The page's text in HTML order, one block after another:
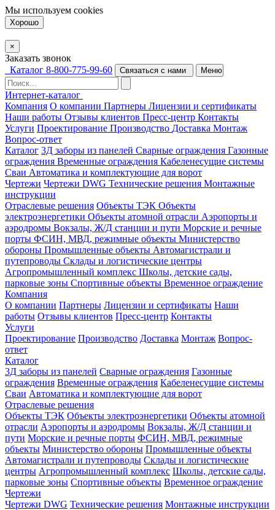
Мы используем cookies
Хорошо
×
Заказать звонок
Каталог 8-800-775-99-60 Связаться с нами Меню
Интернет-каталог
Компания О компании Партнеры Лицензии и сертификаты
Наши работы Отзывы клиентов Пресс-центр Контакты
Услуги Проектирование Производство Доставка Монтаж
Вопрос-ответ
Каталог 3Д заборы из панелей Сварные ограждения Газонные
ограждения Временные ограждения Кабеленесущие системы
Cваи Автоматика и комплектующие для ворот
Чертежи Чертежи DWG Технические решения Монтажные
инструкции
Отраслевые решения Объекты ТЭК Объекты
электроэнергетики Объекты атомной отрасли Аэропорты и
аэродромы Вокзалы, Ж/Д станции и пути Морские и речные
порты ФСИН, МВД, режимные объекты Министерство
обороны Промышленные объекты Автомагистрали и
путепроводы Склады и логистические центры
Агропромышленный комплекс Школы, детские сады,
парковые зоны Спортивные объекты Временное ограждение
Компания
О компании Партнеры Лицензии и сертификаты Наши
работы Отзывы клиентов Пресс-центр Контакты
Услуги
Проектирование Производство Доставка Монтаж Вопрос-
ответ
Каталог
3Д заборы из панелей Сварные ограждения Газонные
ограждения Временные ограждения Кабеленесущие системы
Cваи Автоматика и комплектующие для ворот
Отраслевые решения
Объекты ТЭК Объекты электроэнергетики Объекты атомной
отрасли Аэропорты и аэродромы Вокзалы, Ж/Д станции и
пути Морские и речные порты ФСИН, МВД, режимные
объекты Министерство обороны Промышленные объекты
Автомагистрали и путепроводы Склады и логистические
центры Агропромышленный комплекс Школы, детские сады,
парковые зоны Спортивные объекты Временное ограждение
Чертежи
Чертежи DWG Технические решения Монтажные инструкции